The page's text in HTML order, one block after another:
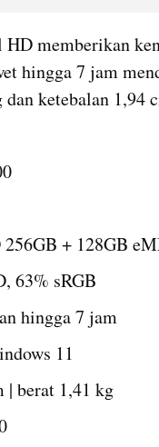
memberikan
hingga 7 jam
dan ketebalan
256GB + 128GB
63% sRGB
hingga 7 jam
11
| berat 1,41 kg